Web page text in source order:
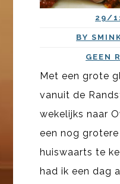
29/
BY
GEEN
Met een grote
vanuit de
wekelijks naar
een nog
huiswaarts te
had ik een dag